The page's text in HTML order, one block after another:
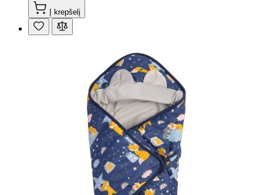
Į krepšelį